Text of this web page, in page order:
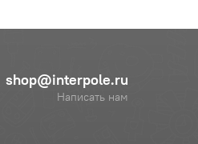
shop@interpole.ru
Написать нам